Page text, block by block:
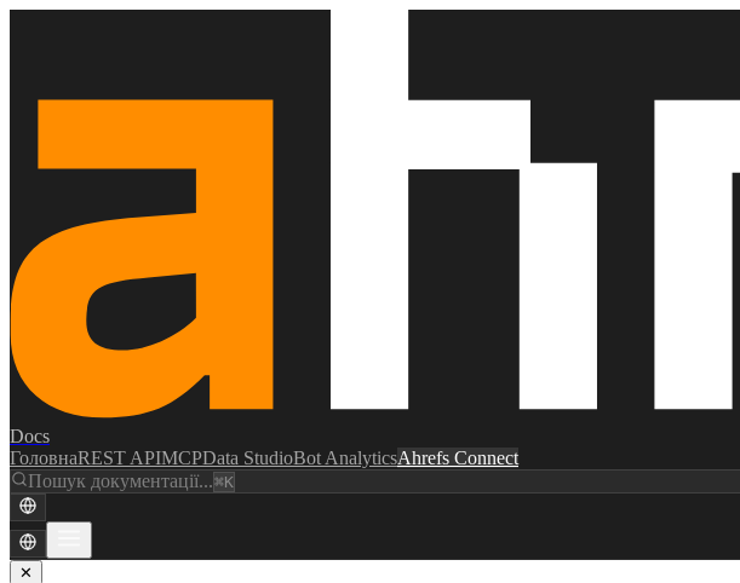
Docs
ГоловнаREST APIMCPData StudioBot AnalyticsAhrefs Connect
Пошук документації...⌘K
✕